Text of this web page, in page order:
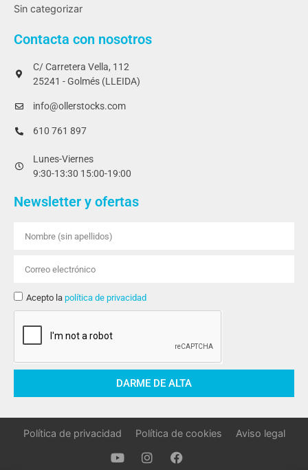
Sin categorizar
Contacta con nosotros
C/ Carretera Vella, 112
25241 - Golmés (LLEIDA)
info@ollerstocks.com
610 761 897
Lunes-Viernes
9:30-13:30 15:00-19:00
Newsletter y ofertas
Acepto la política de privacidad
DARME DE ALTA
Política de privacidad Política de cookies Aviso legal